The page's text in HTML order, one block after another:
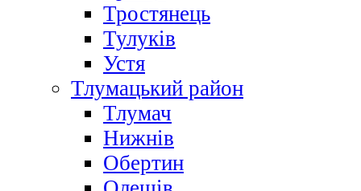
Тростянець
Тулуків
Устя
Тлумацький район
Тлумач
Нижнів
Обертин